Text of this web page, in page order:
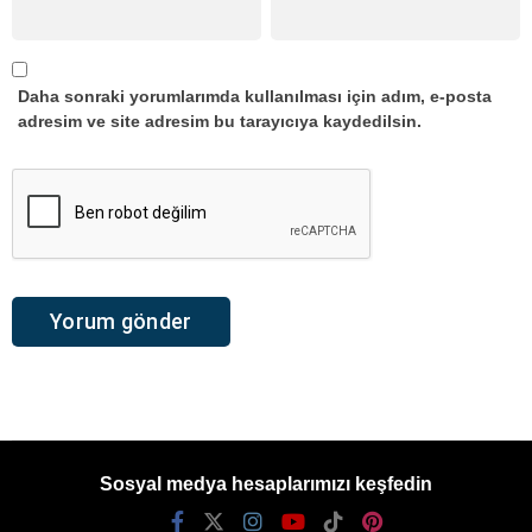
Daha sonraki yorumlarımda kullanılması için adım, e-posta
adresim ve site adresim bu tarayıcıya kaydedilsin.
Sosyal medya hesaplarımızı keşfedin